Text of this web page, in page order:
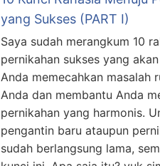
yang Sukses (PART I)
Saya sudah merangkum 10
pernikahan sukses yang
Anda memecahkan masalah
Anda dan membantu Anda
pernikahan yang harmonis.
pengantin baru ataupun
sudah berlangsung lama,